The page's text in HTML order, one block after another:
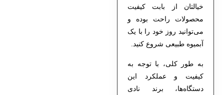
خیالتان از بابت کیفیت
محصولات راحت بوده و
می‌توانید روز خود را با یک
آبمیوه طبیعی شروع کنید.
به طور کلی، با توجه به
کیفیت و عملکرد این
دستگاه‌ها، برند نادی